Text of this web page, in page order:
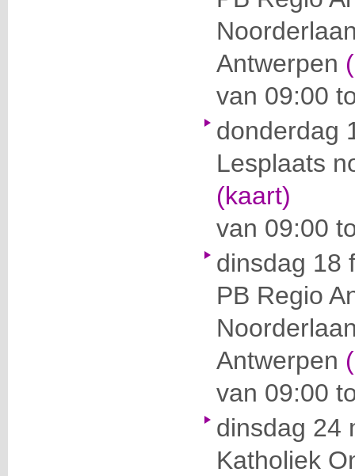
Antwerpen
van 09:00
donderdag
Lesplaats
(kaart)
van 09:00
dinsdag 18
PB Regio
Antwerpen
van 09:00
dinsdag 24
Katholiek